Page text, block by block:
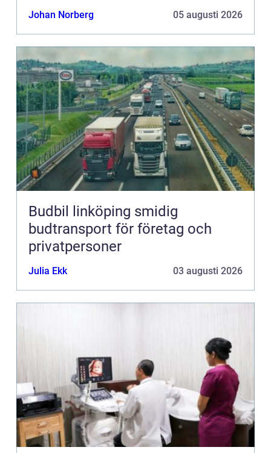
Johan Norberg 05 augusti 2026
Budbil linköping smidig
budtransport för företag och
privatpersoner
Julia Ekk 03 augusti 2026